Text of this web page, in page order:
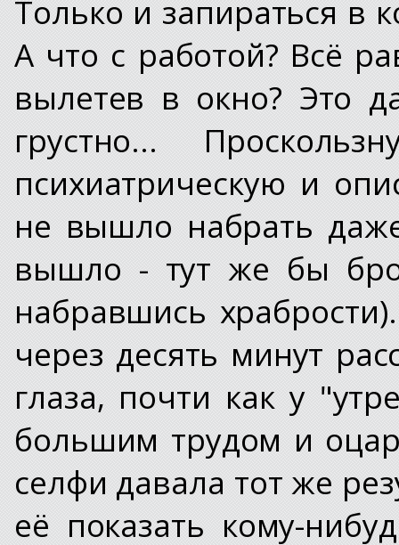
Только и запираться в
А что с работой? Всё
вылетев в окно? Это
грустно...
психиатрическую и
не вышло набрать
вышло - тут же бы
набравшись
через десять минут
глаза, почти как у
большим трудом и
селфи давала тот же
её показать кому-